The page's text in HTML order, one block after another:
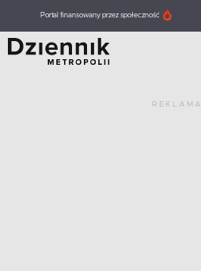
Portal finansowany przez społeczność
REKLAMA